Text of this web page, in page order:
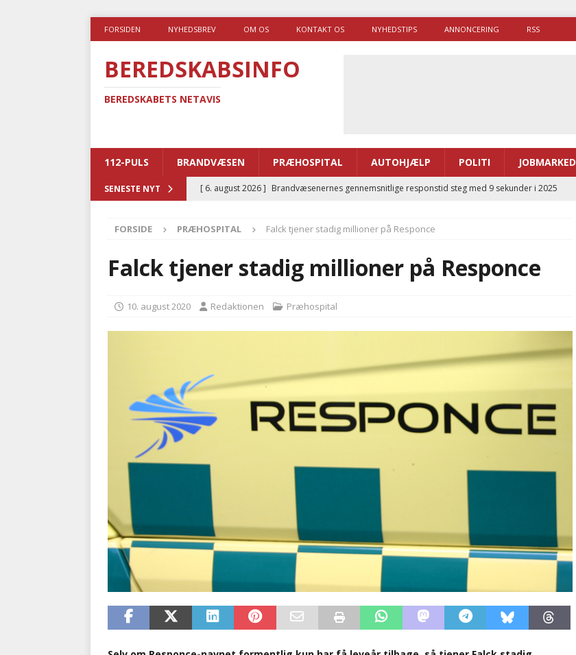
FORSIDEN NYHEDSBREV OM OS KONTAKT OS NYHEDSTIPS ANNONCERING RSS
BEREDSKABSINFO
BEREDSKABETS NETAVIS
112-PULS BRANDVÆSEN PRÆHOSPITAL AUTOHJÆLP POLITI JOBMARKED
SENESTE NYT [ 6. august 2026 ] Brandvæsenernes gennemsnitlige responstid steg med 9 sekunder i 2025
[ 5. august 2026 ] Advarer: Udløb af sygetransporttilladelser kan sende 400.000 kørsler over
PRÆHOSPITAL
Ny ambulance og el-sygetransportvogn til Samsø
PRÆHOSPITAL
[ 4. august 2026 ]
Brandvæsenerne brugte lidt længere tid på at komme af sted i 2025
Branche kræver at beskyttelseskøretøjer bliver lovpligtige ved arbejde i
nødsporet
AUTOHJÆLP
FORSIDE PRÆHOSPITAL Falck tjener stadig millioner på Responce
Falck tjener stadig millioner på Responce
10. august 2020 Redaktionen Præhospital